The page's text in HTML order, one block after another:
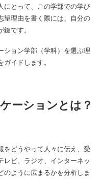
にとって、この学部での学び
望理由を書く際には、自分の
です。
ション学部（学科）を選ぶ理
イドします。
ーションとは？
をどうやって人々に伝え、受
レビ、ラジオ、インターネッ
のように広まるかを分析しま